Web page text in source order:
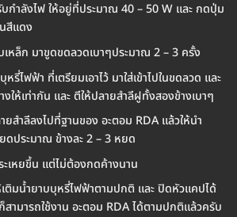
กำลังไฟ ให้อยู่ที่ประมาณ 40 – 50 W และ กดปุ่ม
สีแดง
หล็ก มาขูดขดลวดเบาๆประมาณ 2 – 3 ครั้ง
ไฟฟ้า ที่เตรียมเอาไว้ มาใส่เข้าไปในขดลวด และ
ให้เท่ากัน และ ตีให้ปลายสำลีฝูทั้งสองข้างเบาๆ
สำลีลงไปที่ฐานของ อะตอม RDA แล้วให้นำ
ดประมาณ ข้างละ 2 – 3 หยด
ะเหยขึ้น แต่ไม่ต้องกดค้างนาน
เติมน้ำยาบบุหรี่ไฟฟ้าตามปกติ และ ปิดหัวแคปได้
สามารถใช้งาน อะตอม RDA ได้ตามปกติแล้วครับ